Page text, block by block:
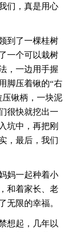
们，真是用心
到了一棵桂树
一个可以栽树
，一边用手握
脚压着锹的“右
压锹柄，一块泥
很快就挖出一
坑中，再把刚
，最后，我们
妈一起种着小
和着家长、老
无限的幸福。
想起，几年以